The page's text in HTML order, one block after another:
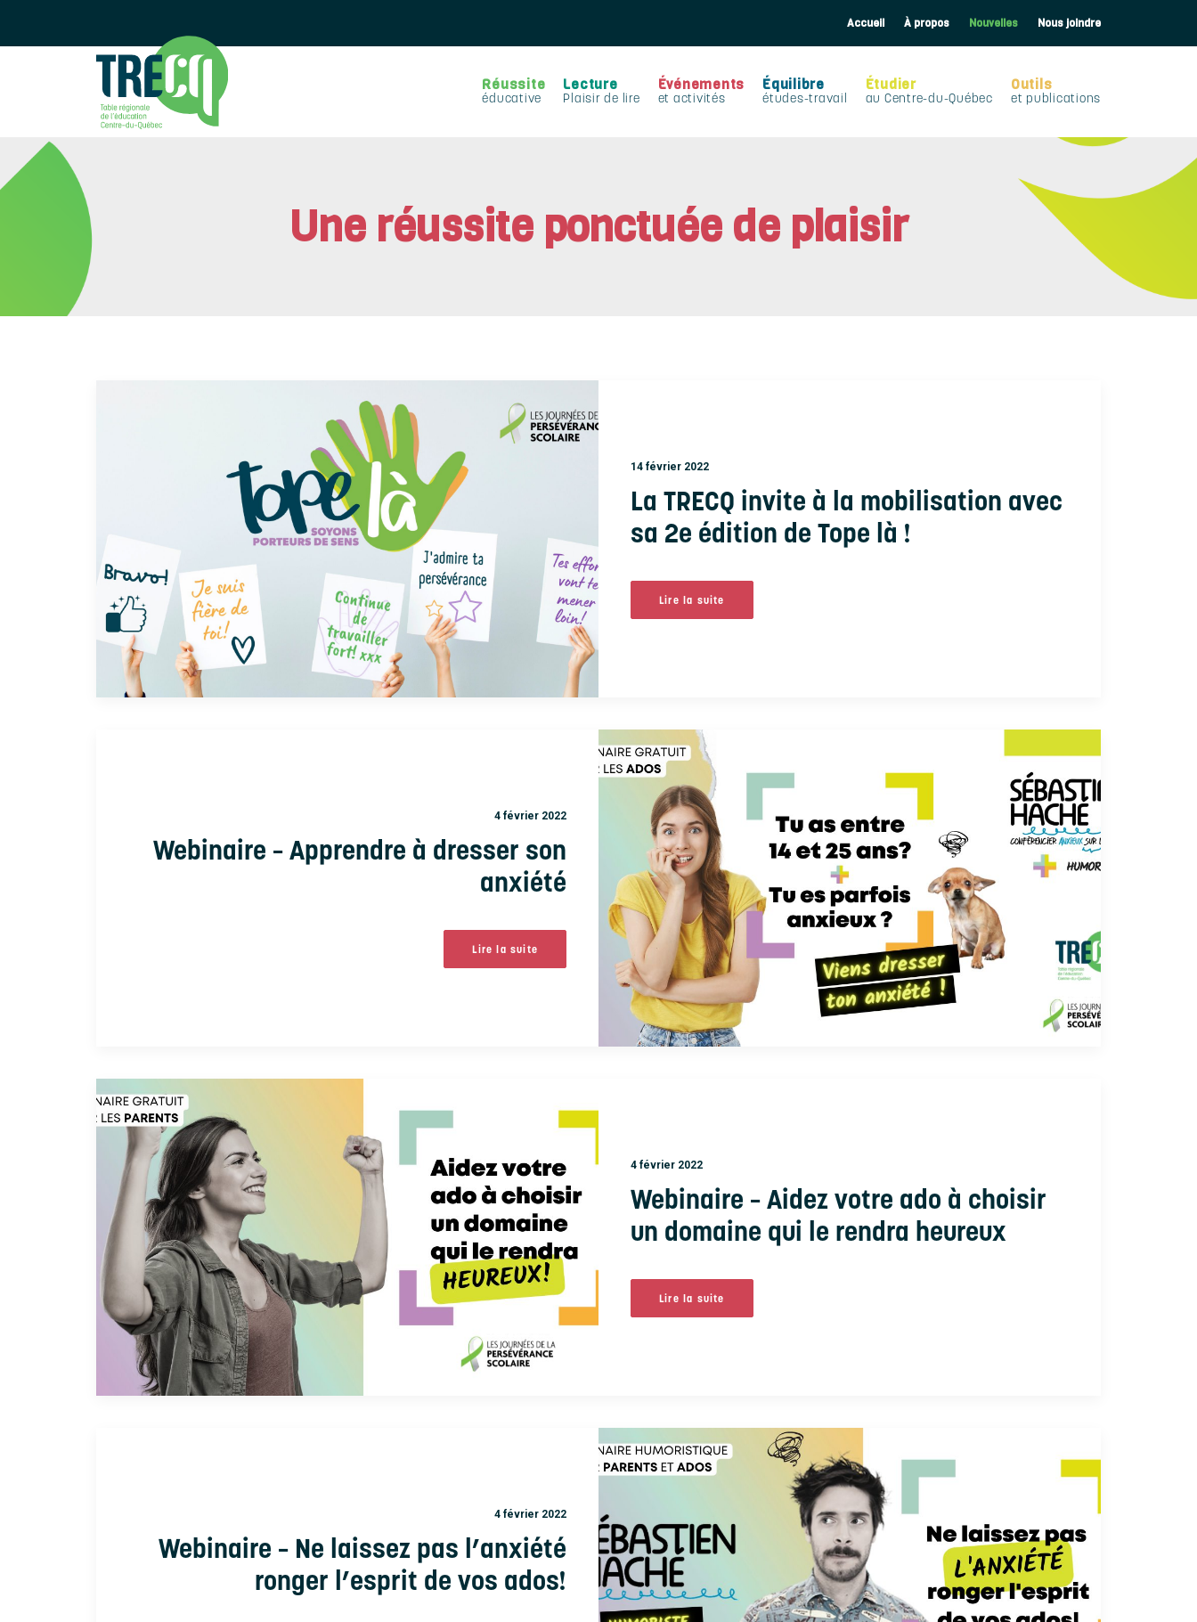
Accueil À propos Nouvelles Nous joindre
Réussite
éducative
Lecture
Plaisir de lire
Événements
et activités
Équilibre
études-travail
Étudier
au Centre-du-Québec
Outils
et publications
Une réussite ponctuée de plaisir
14 février 2022
La TRECQ invite à la mobilisation avec
sa 2e édition de Tope là !
Lire la suite
4 février 2022
Webinaire – Apprendre à dresser son
anxiété
Lire la suite
4 février 2022
Webinaire – Aidez votre ado à choisir
un domaine qui le rendra heureux
Lire la suite
4 février 2022
Webinaire – Ne laissez pas l’anxiété
ronger l’esprit de vos ados!